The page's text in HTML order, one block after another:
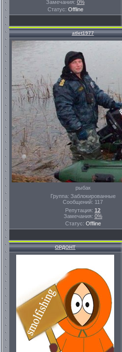
Замечания: 0%
Статус: Offline
atlet1977
рыбак
Группа: Заблокированные
Сообщений: 117
Репутация: 12
Замечания: 0%
Статус: Offline
ОРДОНТ